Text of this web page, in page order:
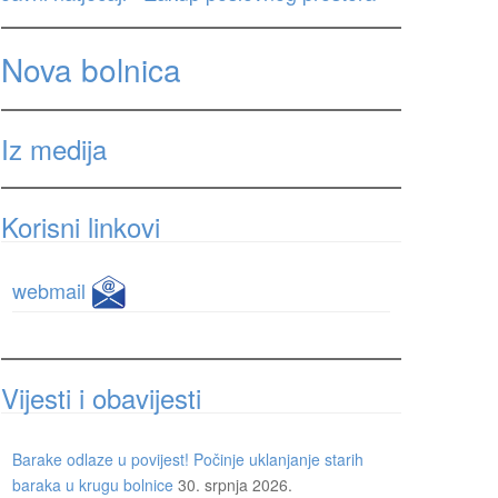
Nova bolnica
Iz medija
Korisni linkovi
webmail
Vijesti i obavijesti
Barake odlaze u povijest! Počinje uklanjanje starih
baraka u krugu bolnice 30. srpnja 2026.